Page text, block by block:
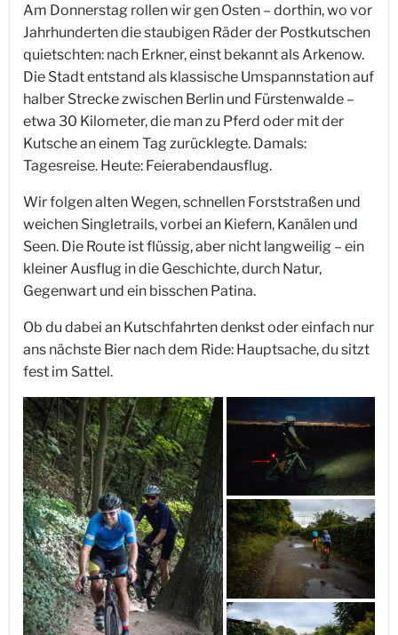
Am Donnerstag rollen wir gen Osten – dorthin, wo vor
Jahrhunderten die staubigen Räder der Postkutschen
quietschten: nach Erkner, einst bekannt als Arkenow.
Die Stadt entstand als klassische Umspannstation auf
halber Strecke zwischen Berlin und Fürstenwalde –
etwa 30 Kilometer, die man zu Pferd oder mit der
Kutsche an einem Tag zurücklegte. Damals:
Tagesreise. Heute: Feierabendausflug.
Wir folgen alten Wegen, schnellen Forststraßen und
weichen Singletrails, vorbei an Kiefern, Kanälen und
Seen. Die Route ist flüssig, aber nicht langweilig – ein
kleiner Ausflug in die Geschichte, durch Natur,
Gegenwart und ein bisschen Patina.
Ob du dabei an Kutschfahrten denkst oder einfach nur
ans nächste Bier nach dem Ride: Hauptsache, du sitzt
fest im Sattel.